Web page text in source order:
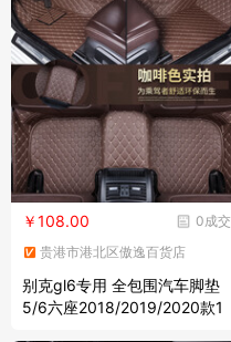
0成交
￥108.00
贵港市港北区傲逸百货店
别克gl6专用 全包围汽车脚垫
5/6六座2018/2019/2020款1